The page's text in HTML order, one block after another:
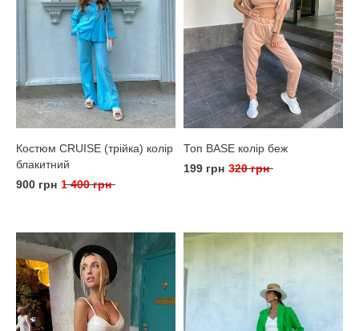
Костюм CRUISE (трійка) колір
блакитний
900 грн 1 400 грн
Топ BASE колір беж
199 грн 320 грн